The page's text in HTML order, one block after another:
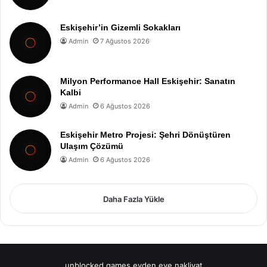
Eskişehir’in Gizemli Sokakları
Admin 7 Ağustos 2026
Milyon Performance Hall Eskişehir: Sanatın
Kalbi
Admin 6 Ağustos 2026
Eskişehir Metro Projesi: Şehri Dönüştüren
Ulaşım Çözümü
Admin 6 Ağustos 2026
Daha Fazla Yükle